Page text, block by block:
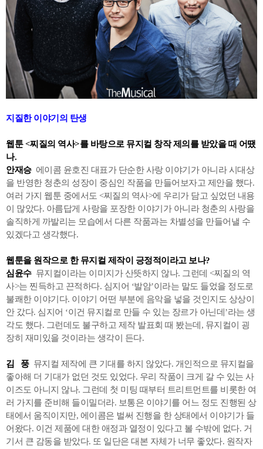
지질한 이야기의 탄생
웹툰 <찌질의 역사>를 바탕으로 뮤지컬 창작 제의를 받았을 때 어땠
나.
안재승에이콤 윤호진 대표가 단순한 사랑 이야기가 아니라 시대상
을 반영한 청춘의 성장이 중심인 작품을 만들어보자고 제안을 했다.
여러 가지 웹툰 중에서도 <찌질의 역사>에 우리가 담고 싶었던 내용
이 많았다. 아름답게 사랑을 포장한 이야기가 아니라 청춘의 사랑을
솔직하게 까발리는 모습에서 다른 작품과는 차별성을 만들어낼 수
있겠다고 생각했다.
웹툰을 원작으로 한 뮤지컬 제작이 긍정적이라고 보나?
심윤수뮤지컬이라는 이미지가 산뜻하지 않나. 그런데 <찌질의 역
사>는 찐득하고 끈적하다. 심지어 ‘발암’이라는 말도 들었을 정도로
불쾌한 이야기다. 이야기 어떤 부분에 음악을 넣을 것인지도 상상이
안 갔다. 심지어 ‘이건 뮤지컬로 만들 수 있는 장르가 아닌데’라는 생
각도 했다. 그런데도 불구하고 제작 발표회 때 봤는데, 뮤지컬이 굉
장히 재미있을 것이라는 생각이 든다.
김 풍 뮤지컬 제작에 큰 기대를 하지 않았다. 개인적으로 뮤지컬을
좋아해 더 기대가 없던 것도 있었다. 우리 작품이 크게 갈 수 있는 사
이즈도 아니지 않나. 그런데 첫 미팅 때부터 트리트먼트를 비롯한 여
러 가지를 준비해 들이밀더라. 보통은 이야기를 어느 정도 진행된 상
태에서 움직이지만, 에이콤은 벌써 진행을 한 상태에서 이야기가 들
어왔다. 이건 제품에 대한 애정과 열정이 있다고 볼 수밖에 없다. 거
기서 큰 감동을 받았다. 또 일단은 대본 자체가 너무 좋았다. 원작자